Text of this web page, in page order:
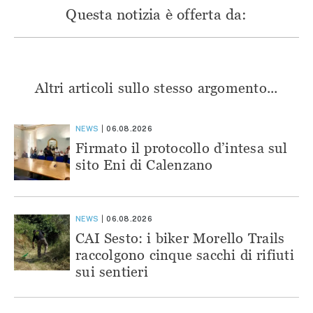
Questa notizia è offerta da:
Altri articoli sullo stesso argomento...
NEWS 06.08.2026
Firmato il protocollo d’intesa sul
sito Eni di Calenzano
NEWS 06.08.2026
CAI Sesto: i biker Morello Trails
raccolgono cinque sacchi di rifiuti
sui sentieri